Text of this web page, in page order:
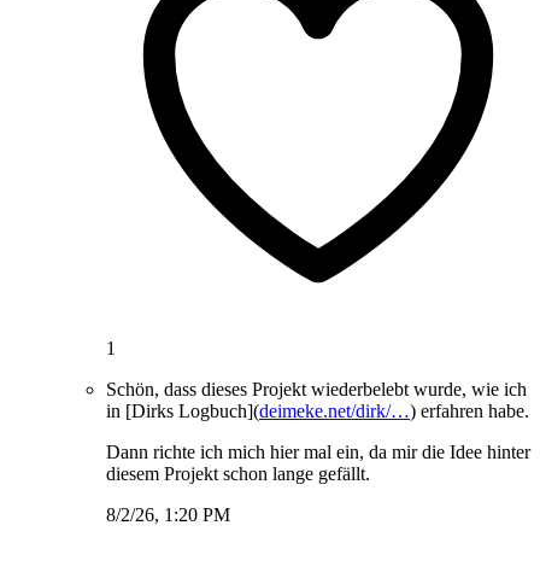
1
Schön, dass dieses Projekt wiederbelebt wurde, wie ich
in [Dirks Logbuch](deimeke.net/dirk/…) erfahren habe.
Dann richte ich mich hier mal ein, da mir die Idee hinter
diesem Projekt schon lange gefällt.
8/2/26, 1:20 PM